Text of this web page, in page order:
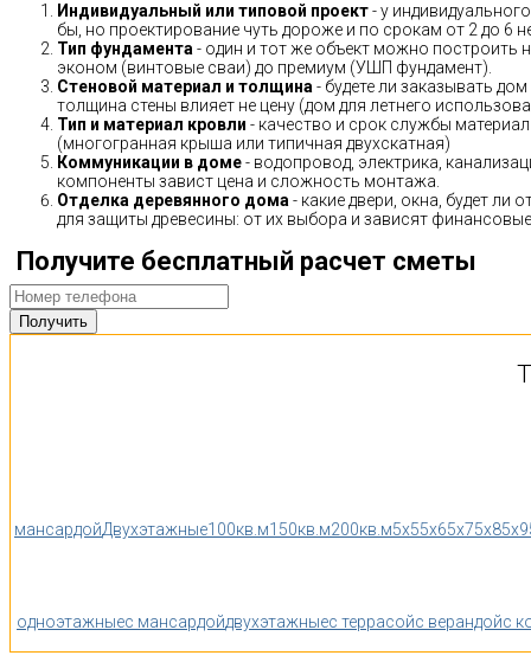
Индивидуальный или типовой проект- у
бы, но проектирование чуть дороже и по срокам от 2 до 6
Тип фундамента- один и тот же объект можно построить
эконом (винтовые сваи) до премиум (УШП фундамент).
Стеновой материал и толщина- будете ли заказывать
толщина стены влияет не цену (дом для летнего
Тип и материал кровли - качество и срок службы
(многогранная крыша или типичная двухскатная)
Коммуникации в доме- водопровод, электрика,
компоненты завист цена и сложность монтажа.
Отделка деревянного дома- какие двери, окна, будет
для защиты древесины: от их выбора и зависят
Получите бесплатный расчет сметы
мансардойДвухэтажные100кв.м150кв.м200кв.м5x55x65x75x85x9
одноэтажныес мансардойдвухэтажныес террасойс верандойс